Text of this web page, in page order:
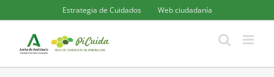
al
contenido
Estrategia de Cuidados Web ciudadanía